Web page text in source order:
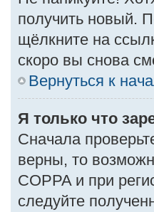
получить новый.
щёлкните на
скоро вы снова
Вернуться к
Я только что
Сначала
верны, то
COPPA и при
следуйте